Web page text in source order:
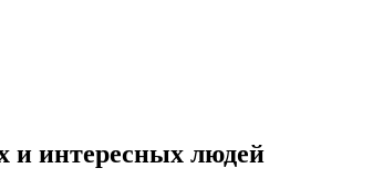
и интересных людей